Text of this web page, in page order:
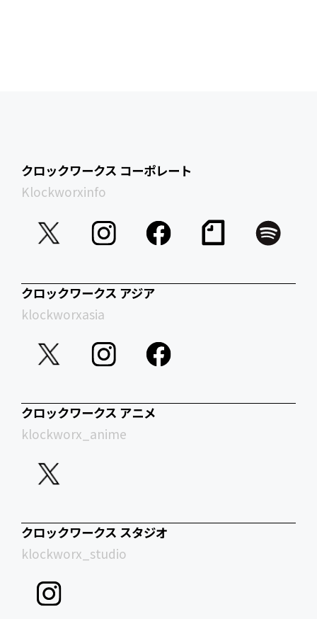
クロックワークス コーポレート
Klockworxinfo
クロックワークス アジア
klockworxasia
クロックワークス アニメ
klockworx_anime
クロックワークス スタジオ
klockworx_studio